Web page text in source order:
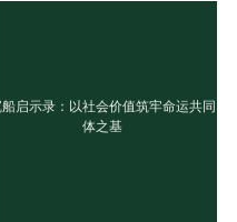
启示录：以社会价值筑牢命运共同
体之基